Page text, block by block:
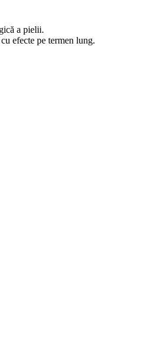
a pielii.
efecte pe termen lung.